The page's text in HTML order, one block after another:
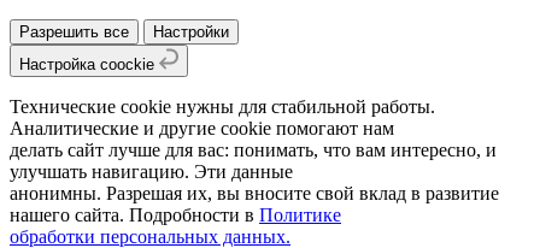
Разрешить все
Настройки
Настройка coockie
Технические cookie нужны для стабильной работы.
Аналитические и другие cookie помогают нам
делать сайт лучше для вас: понимать, что вам интересно, и
улучшать навигацию. Эти данные
анонимны. Разрешая их, вы вносите свой вклад в развитие
нашего сайта. Подробности в Политике
обработки персональных данных.